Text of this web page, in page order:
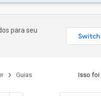
para seu
Guias Isso foi